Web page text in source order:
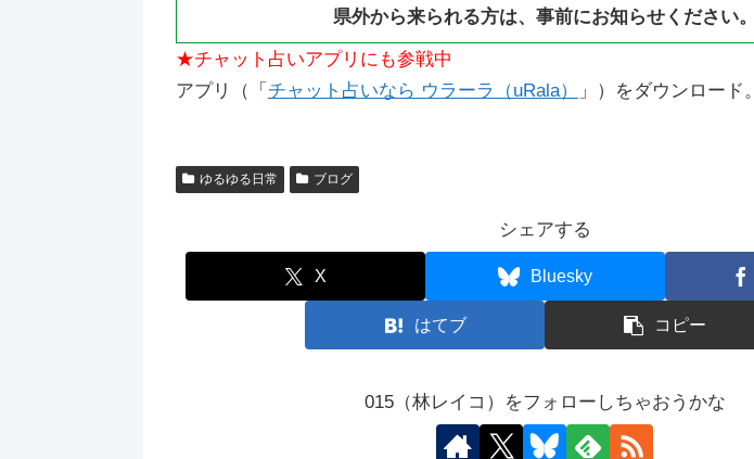
県外から来られる方は、事前にお知らせください。
★チャット占いアプリにも参戦中
アプリ（「 チャット占いなら ウラーラ（uRala） 」）をダウンロード。
ゆるゆる日常 ブログ
シェアする
X Bluesky
はてブ コピー
015（林レイコ）をフォローしちゃおうかな